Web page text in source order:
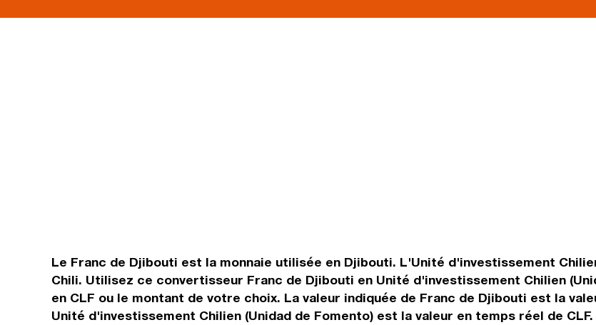
Le Franc de Djibouti est la monnaie utilisée en Djibouti. L'Unité d'investissement
Chili. Utilisez ce convertisseur Franc de Djibouti en Unité d'investissement Chilien
en CLF ou le montant de votre choix. La valeur indiquée de Franc de Djibouti est la
Unité d'investissement Chilien (Unidad de Fomento) est la valeur en temps réel de